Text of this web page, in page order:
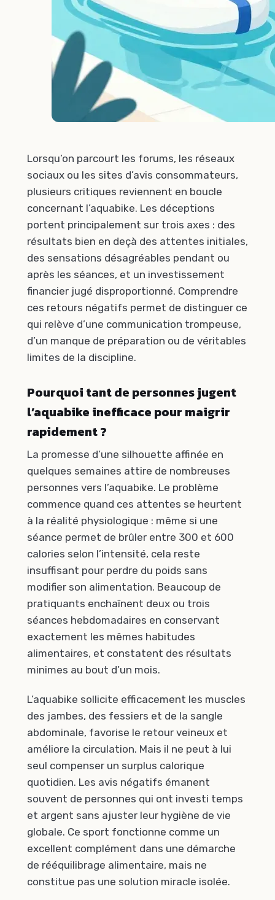
Lorsqu’on parcourt les forums, les réseaux
sociaux ou les sites d’avis consommateurs,
plusieurs critiques reviennent en boucle
concernant l’aquabike. Les déceptions
portent principalement sur trois axes : des
résultats bien en deçà des attentes initiales,
des sensations désagréables pendant ou
après les séances, et un investissement
financier jugé disproportionné. Comprendre
ces retours négatifs permet de distinguer ce
qui relève d’une communication trompeuse,
d’un manque de préparation ou de véritables
limites de la discipline.
Pourquoi tant de personnes jugent
l’aquabike inefficace pour maigrir
rapidement ?
La promesse d’une silhouette affinée en
quelques semaines attire de nombreuses
personnes vers l’aquabike. Le problème
commence quand ces attentes se heurtent
à la réalité physiologique : même si une
séance permet de brûler entre 300 et 600
calories selon l’intensité, cela reste
insuffisant pour perdre du poids sans
modifier son alimentation. Beaucoup de
pratiquants enchaînent deux ou trois
séances hebdomadaires en conservant
exactement les mêmes habitudes
alimentaires, et constatent des résultats
minimes au bout d’un mois.
L’aquabike sollicite efficacement les muscles
des jambes, des fessiers et de la sangle
abdominale, favorise le retour veineux et
améliore la circulation. Mais il ne peut à lui
seul compenser un surplus calorique
quotidien. Les avis négatifs émanent
souvent de personnes qui ont investi temps
et argent sans ajuster leur hygiène de vie
globale. Ce sport fonctionne comme un
excellent complément dans une démarche
de rééquilibrage alimentaire, mais ne
constitue pas une solution miracle isolée.